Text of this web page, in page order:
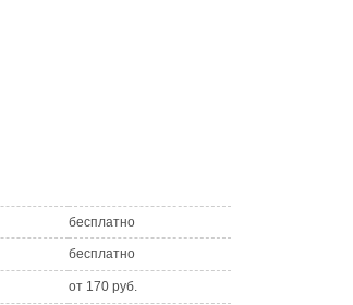
бесплатно
бесплатно
от 170 руб.